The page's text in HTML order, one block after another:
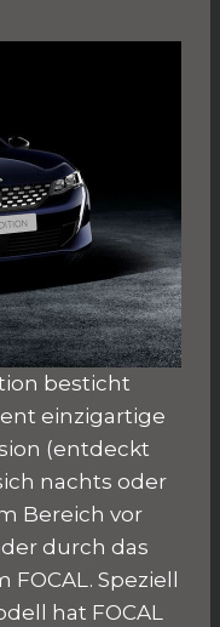
besticht
einzigartige
(entdeckt
nachts oder
Bereich vor
durch das
Speziell
hat FOCAL